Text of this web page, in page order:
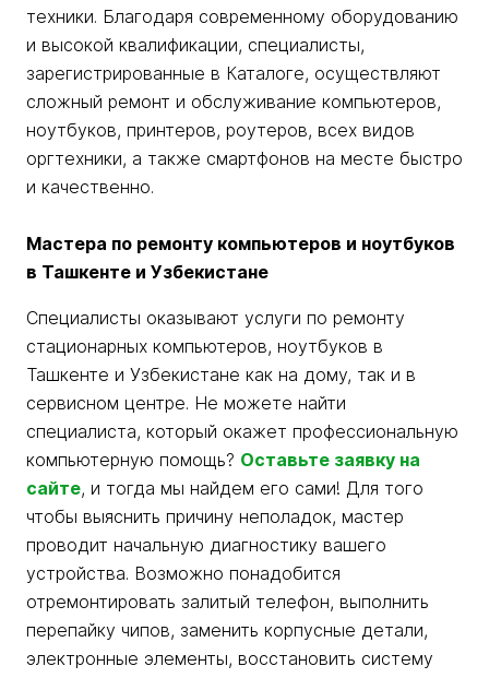
техники. Благодаря современному оборудованию
и высокой квалификации, специалисты,
зарегистрированные в Каталоге, осуществляют
сложный ремонт и обслуживание компьютеров,
ноутбуков, принтеров, роутеров, всех видов
оргтехники, а также смартфонов на месте быстро
и качественно.
Мастера по ремонту компьютеров и ноутбуков
в Ташкенте и Узбекистане
Специалисты оказывают услуги по ремонту
стационарных компьютеров, ноутбуков в
Ташкенте и Узбекистане как на дому, так и в
сервисном центре. Не можете найти
специалиста, который окажет профессиональную
компьютерную помощь? Оставьте заявку на
сайте, и тогда мы найдем его сами! Для того
чтобы выяснить причину неполадок, мастер
проводит начальную диагностику вашего
устройства. Возможно понадобится
отремонтировать залитый телефон, выполнить
перепайку чипов, заменить корпусные детали,
электронные элементы, восстановить систему